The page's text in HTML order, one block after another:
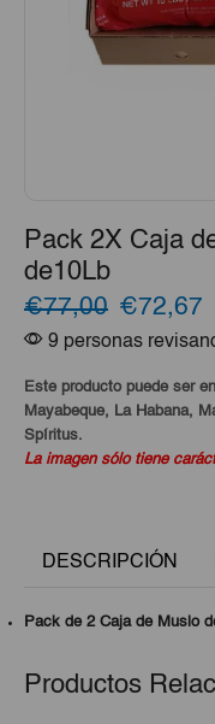
Pack 2X Caja
de10Lb
€77,00 El
precio
original
€77,00.
€72,67
9 personas
Este producto puede ser
Mayabeque, La Habana,
Spíritus.
La imagen sólo tiene
DESCRIPCIÓN
Pack de 2 Caja de Muslo
Productos